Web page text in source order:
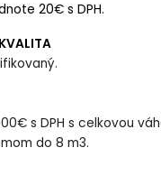
20€ s DPH.
s DPH s celkovou
do 8 m3.